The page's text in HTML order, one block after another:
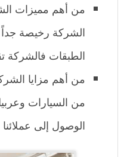
من أهم مميزات
الشركة رخيصة جداً
الطبقات
من أهم مزايا
من السيارات
الوصول إلى